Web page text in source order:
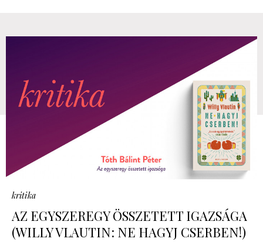
kritika
AZ EGYSZEREGY ÖSSZETETT IGAZSÁGA
(WILLY VLAUTIN: NE HAGYJ CSERBEN!)